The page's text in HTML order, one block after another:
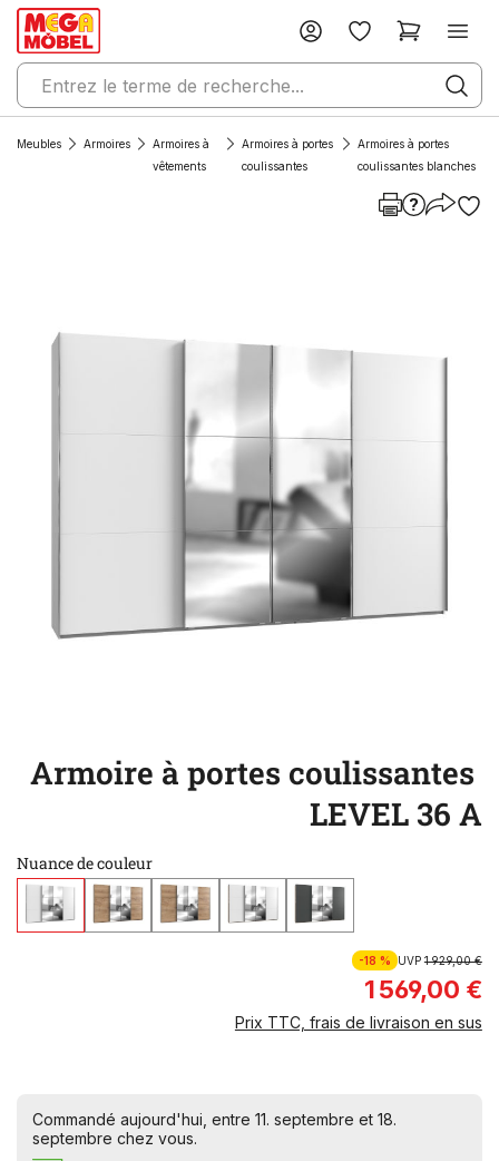
Meubles Armoires
Armoires à
vêtements
Armoires à portes
coulissantes
Armoires à portes
coulissantes blanches
Armoire à portes coulissantes
LEVEL 36 A
Nuance de couleur
-18 % UVP1 929,00 €
1 569,00 €
Prix TTC, frais de livraison en sus
Commandé aujourd'hui, entre 11. septembre et 18.
septembre chez vous.